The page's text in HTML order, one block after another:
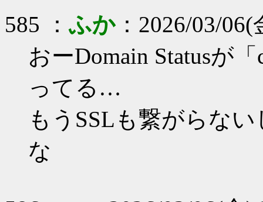
585 ：ふか：2026/03/06(
おーDomain Statusが
ってる…
もうSSLも繋がらな
な